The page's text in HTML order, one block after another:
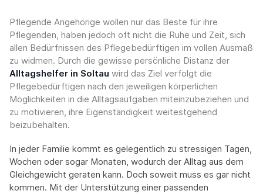
Pflegende Angehörige wollen nur das Beste für ihre
Pflegenden, haben jedoch oft nicht die Ruhe und Zeit, sich
allen Bedürfnissen des Pflegebedürftigen im vollen Ausmaß
zu widmen. Durch die gewisse persönliche Distanz der
Alltagshelfer in Soltau wird das Ziel verfolgt die
Pflegebedürftigen nach den jeweiligen körperlichen
Möglichkeiten in die Alltagsaufgaben miteinzubeziehen und
zu motivieren, ihre Eigenständigkeit weitestgehend
beizubehalten.
In jeder Familie kommt es gelegentlich zu stressigen Tagen,
Wochen oder sogar Monaten, wodurch der Alltag aus dem
Gleichgewicht geraten kann. Doch soweit muss es gar nicht
kommen. Mit der Unterstützung einer passenden